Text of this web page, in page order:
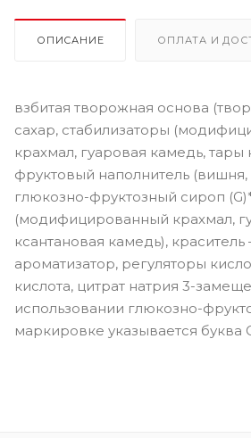
ОПИСАНИЕ ОПЛАТА И
взбитая творожная основа
сахар, стабилизаторы
крахмал, гуаровая камедь, тары
фруктовый наполнитель (вишня,
глюкозно-фруктозный сироп
(модифицированный крахмал,
ксантановая камедь),
ароматизатор, регуляторы
кислота, цитрат натрия 3-
использовании глюкозно-
маркировке указывается буква